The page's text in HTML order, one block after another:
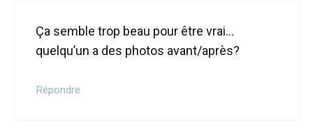
Ça semble trop beau pour être vrai…
quelqu’un a des photos avant/après?
Répondre